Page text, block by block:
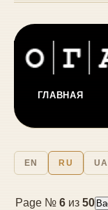
ГЛАВНАЯ
EN RU UA
Page № 6 из 50